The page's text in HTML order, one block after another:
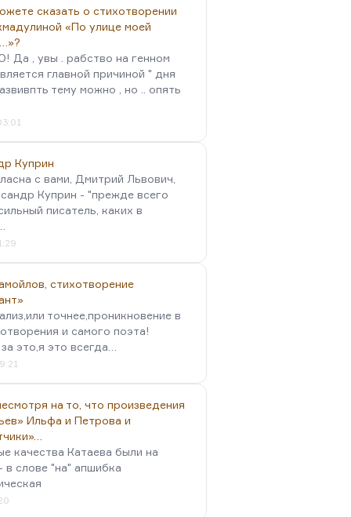
сказать о стихотворении
«По улице моей
Да , увы . рабство на генном
главной причиной " дня
тему можно , но .. опять
Куприн
с вами, Дмитрий Львович,
Куприн - "прежде всего
писатель, каких в
стихотворение
точнее,проникновение в
и самого поэта!
это,я это всегда…
на то, что произведения
Ильфа и Петрова и
качества Катаева были на
в слове "на" апшибка